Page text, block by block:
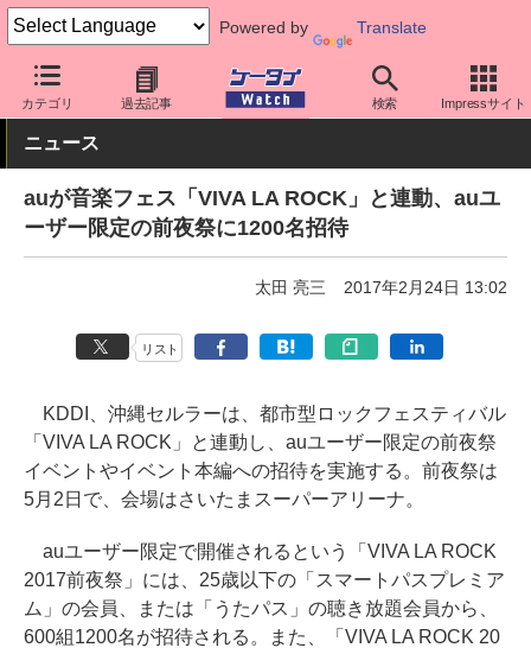
Powered by Translate
カテゴリ 過去記事 検索 Impressサイト
ケータイ Watch キャリア au アプリ・サービス
ニュース
auが音楽フェス「VIVA LA ROCK」と連動、auユ
ーザー限定の前夜祭に1200名招待
太田 亮三 2017年2月24日 13:02
リスト
KDDI、沖縄セルラーは、都市型ロックフェスティバル
「VIVA LA ROCK」と連動し、auユーザー限定の前夜祭
イベントやイベント本編への招待を実施する。前夜祭は
5月2日で、会場はさいたまスーパーアリーナ。
auユーザー限定で開催されるという「VIVA LA ROCK
2017前夜祭」には、25歳以下の「スマートパスプレミア
ム」の会員、または「うたパス」の聴き放題会員から、
600組1200名が招待される。また、「VIVA LA ROCK 20